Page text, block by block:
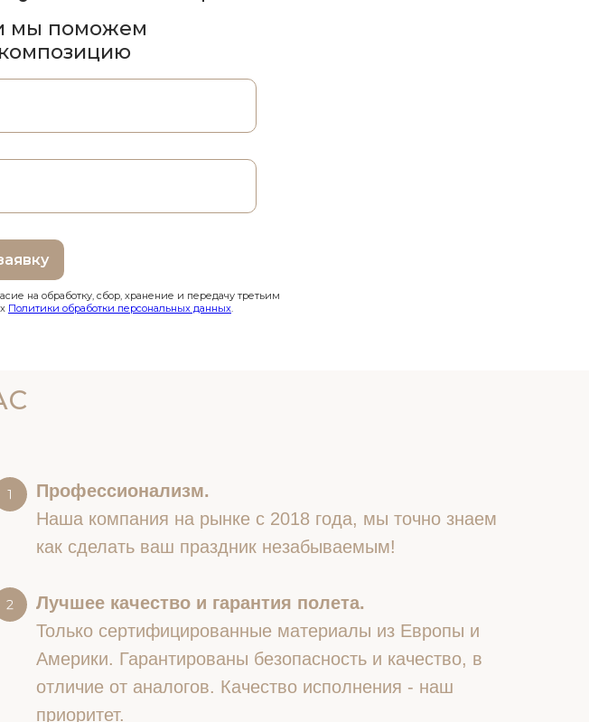
мы поможем
на обработку, сбор, хранение и передачу третьим
Политики обработки персональных данных.
Профессионализм.
Наша компания на рынке с 2018 года, мы точно знаем
как сделать ваш праздник незабываемым!
Лучшее качество и гарантия полета.
Только сертифицированные материалы из Европы и
Америки. Гарантированы безопасность и качество, в
отличие от аналогов. Качество исполнения - наш
приоритет.